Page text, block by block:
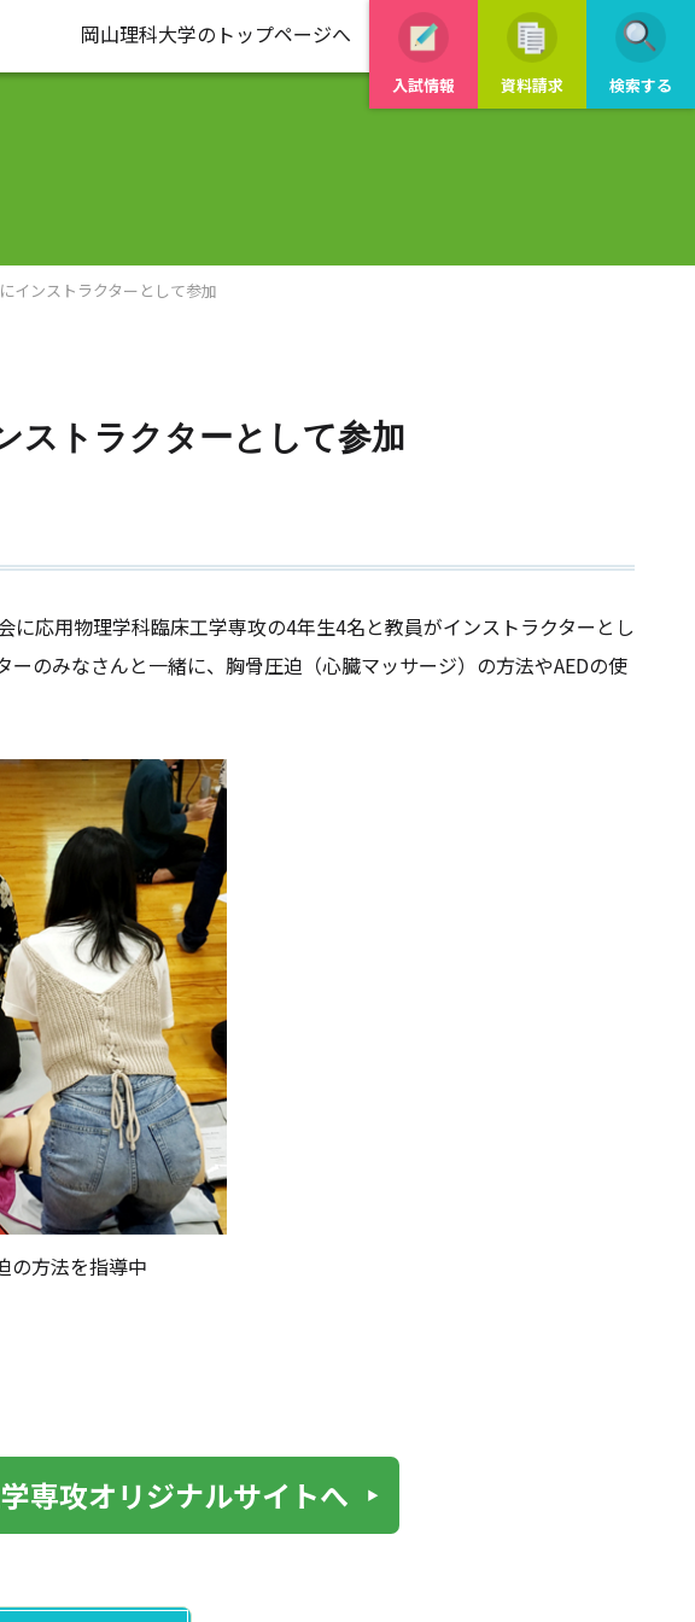
岡山理科大学のトップページへ
入試情報 資料請求 検索する
インストラクターとして参加
ストラクターとして参加
応用物理学科臨床工学専攻の4年生4名と教員がインストラクターとし
のみなさんと一緒に、胸骨圧迫（心臓マッサージ）の方法やAEDの使
の方法を指導中
専攻オリジナルサイトへ